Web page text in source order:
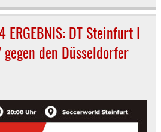
ERGEBNIS: DT Steinfurt I
den Düsseldorfer